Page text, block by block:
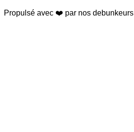
Propulsé avec ❤️ par nos debunkeurs